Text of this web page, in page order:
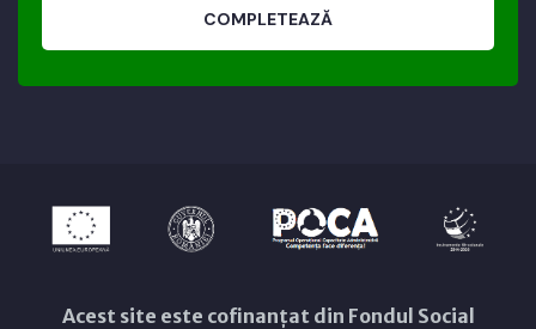
COMPLETEAZĂ
Acest site este cofinanțat din Fondul Social